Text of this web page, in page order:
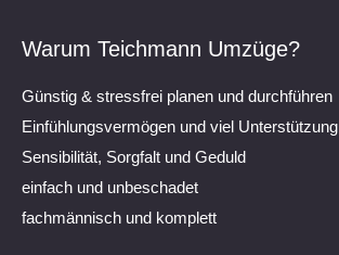
Warum Teichmann Umzüge?
Günstig & stressfrei planen und durchführen
Einfühlungsvermögen und viel Unterstützung
Sensibilität, Sorgfalt und Geduld
einfach und unbeschadet
fachmännisch und komplett